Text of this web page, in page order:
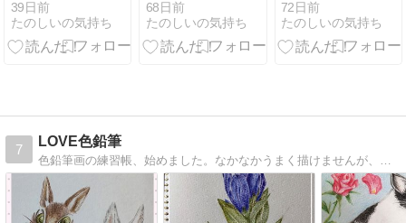
39日前
たのしいの気持ち
68日前
たのしいの気持ち
72日前
たのしいの気持ち
7
LOVE色鉛筆